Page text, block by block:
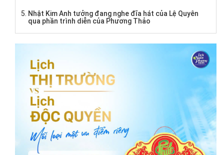
Nhật Kim Anh tưởng đang nghe đĩa hát của Lệ Quyên
qua phần trình diễn của Phương Thảo